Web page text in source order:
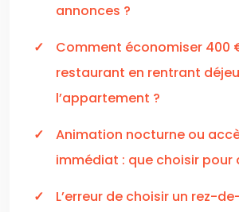
annonces ?
Comment économiser 400
restaurant en rentrant
l’appartement ?
Animation nocturne ou
immédiat : que choisir pour
L’erreur de choisir un rez-